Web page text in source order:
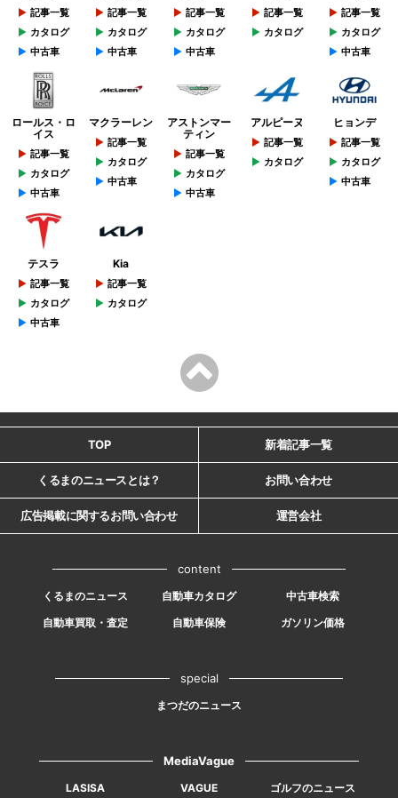
記事一覧
カタログ
中古車
記事一覧
カタログ
中古車
記事一覧
カタログ
中古車
記事一覧
カタログ
記事一覧
カタログ
中古車
ロールス・ロ
イス
記事一覧
カタログ
中古車
マクラーレン
記事一覧
カタログ
中古車
アストンマー
ティン
記事一覧
カタログ
中古車
アルピーヌ
記事一覧
カタログ
ヒョンデ
記事一覧
カタログ
中古車
テスラ
記事一覧
カタログ
中古車
Kia
記事一覧
カタログ
TOP 新着記事一覧
くるまのニュースとは？ お問い合わせ
広告掲載に関するお問い合わせ 運営会社
content
くるまのニュース 自動車カタログ
中古車検索
自動車買取・査定
自動車保険 ガソリン価格
special
まつだのニュース
MediaVague
LASISA VAGUE ゴルフのニュース